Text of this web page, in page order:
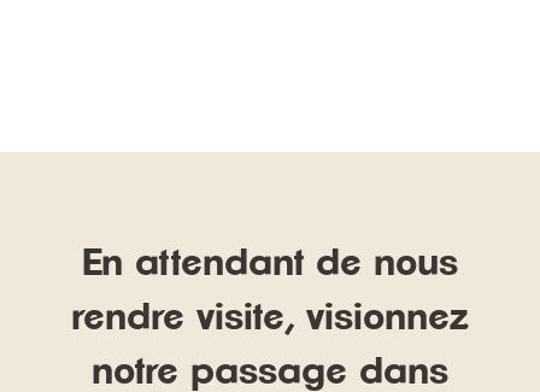
En attendant de nous
rendre visite, visionnez
notre passage dans